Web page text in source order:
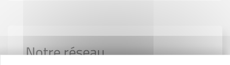
Notre réseau